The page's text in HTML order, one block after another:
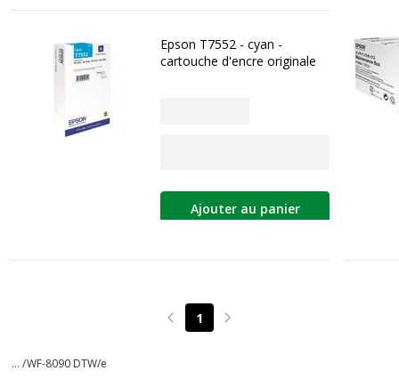
Epson T7552 - cyan -
cartouche d'encre originale
Ajouter au panier
Page précédente
1 Page suivante
... /WF-8090 DTW/e